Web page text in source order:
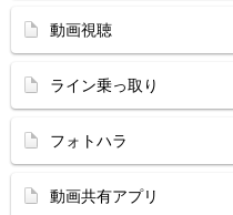
動画視聴
ライン乗っ取り
フォトハラ
動画共有アプリ